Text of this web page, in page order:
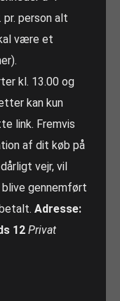
pr. person alt
være et
kl. 13.00 og
kan kun
link. Fremvis
af dit køb på
vejr, vil
gennemført
Adresse:
12 Privat